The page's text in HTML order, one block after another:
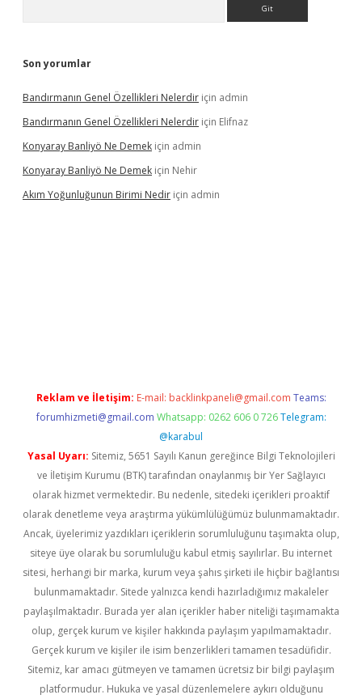
Son yorumlar
Bandırmanın Genel Özellikleri Nelerdir için admin
Bandırmanın Genel Özellikleri Nelerdir için Elifnaz
Konyaray Banliyö Ne Demek için admin
Konyaray Banliyö Ne Demek için Nehir
Akım Yoğunluğunun Birimi Nedir için admin
Reklam ve İletişim: E-mail: backlinkpaneli@gmail.com Teams:
forumhizmeti@gmail.com Whatsapp: 0262 606 0 726 Telegram:
@karabul
Yasal Uyarı: Sitemiz, 5651 Sayılı Kanun gereğince Bilgi Teknolojileri
ve İletişim Kurumu (BTK) tarafından onaylanmış bir Yer Sağlayıcı
olarak hizmet vermektedir. Bu nedenle, sitedeki içerikleri proaktif
olarak denetleme veya araştırma yükümlülüğümüz bulunmamaktadır.
Ancak, üyelerimiz yazdıkları içeriklerin sorumluluğunu taşımakta olup,
siteye üye olarak bu sorumluluğu kabul etmiş sayılırlar. Bu internet
sitesi, herhangi bir marka, kurum veya şahıs şirketi ile hiçbir bağlantısı
bulunmamaktadır. Sitede yalnızca kendi hazırladığımız makaleler
paylaşılmaktadır. Burada yer alan içerikler haber niteliği taşımamakta
olup, gerçek kurum ve kişiler hakkında paylaşım yapılmamaktadır.
Gerçek kurum ve kişiler ile isim benzerlikleri tamamen tesadüfidir.
Sitemiz, kar amacı gütmeyen ve tamamen ücretsiz bir bilgi paylaşım
platformudur. Hukuka ve yasal düzenlemelere aykırı olduğunu